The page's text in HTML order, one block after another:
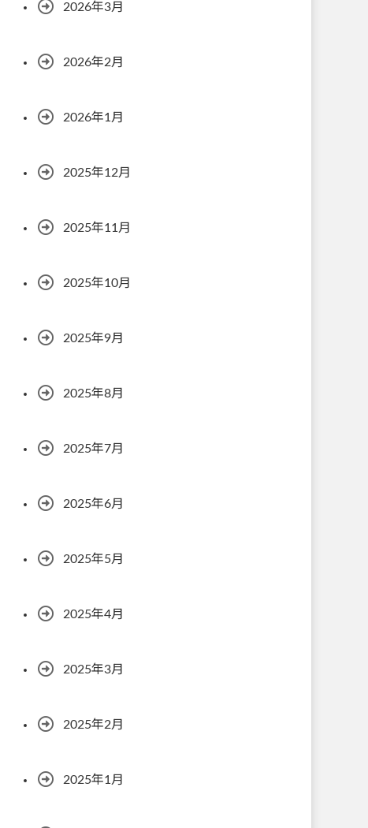
2026年3月
2026年2月
2026年1月
2025年12月
2025年11月
2025年10月
2025年9月
2025年8月
2025年7月
2025年6月
2025年5月
2025年4月
2025年3月
2025年2月
2025年1月